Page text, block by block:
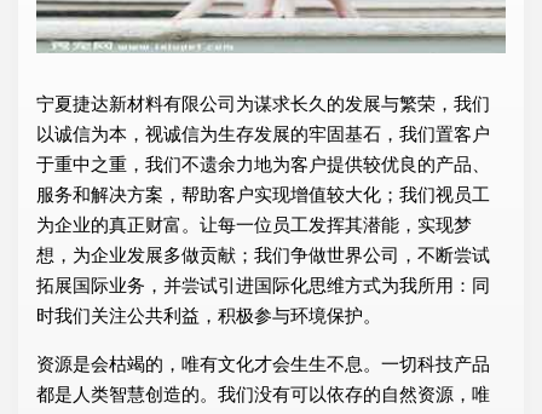
宁夏捷达新材料有限公司为谋求长久的发展与繁荣，我们
以诚信为本，视诚信为生存发展的牢固基石，我们置客户
于重中之重，我们不遗余力地为客户提供较优良的产品、
服务和解决方案，帮助客户实现增值较大化；我们视员工
为企业的真正财富。让每一位员工发挥其潜能，实现梦
想，为企业发展多做贡献；我们争做世界公司，不断尝试
拓展国际业务，并尝试引进国际化思维方式为我所用：同
时我们关注公共利益，积极参与环境保护。
资源是会枯竭的，唯有文化才会生生不息。一切科技产品
都是人类智慧创造的。我们没有可以依存的自然资源，唯